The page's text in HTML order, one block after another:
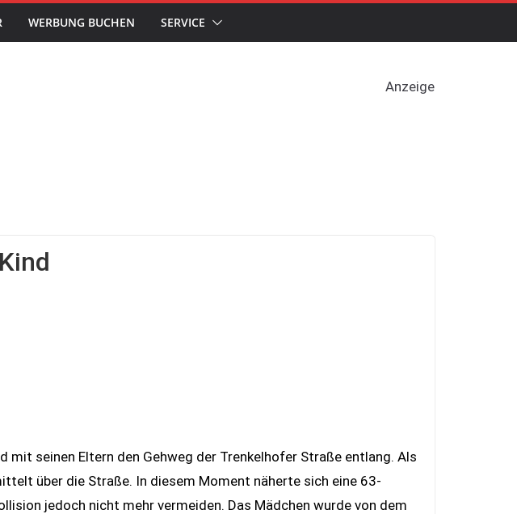
Anzeige
WERBUNG BUCHEN SERVICE
seinen Eltern den Gehweg der Trenkelhofer Straße entlang. Als
über die Straße. In diesem Moment näherte sich eine 63-
jedoch nicht mehr vermeiden. Das Mädchen wurde von dem